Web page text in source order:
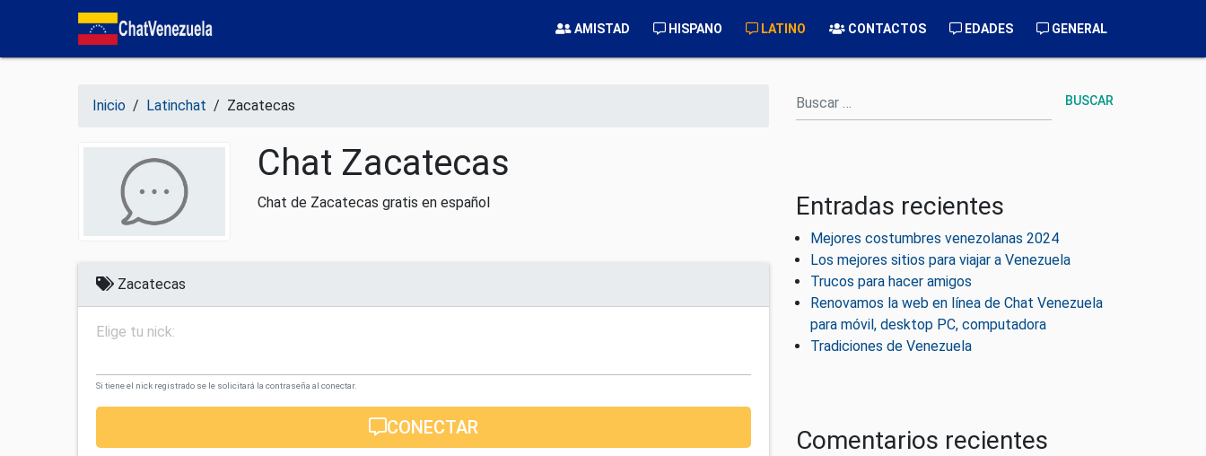
Salir del contenido
AMISTAD HISPANO LATINO CONTACTOS EDADES GENERAL
Inicio / Latinchat / Zacatecas
Chat Zacatecas
Chat de Zacatecas gratis en español
Zacatecas
Elige tu nick:
Si tiene el nick registrado se le solicitará la contraseña al conectar.
CONECTAR
Entradas recientes
Mejores costumbres venezolanas 2024
Los mejores sitios para viajar a Venezuela
Trucos para hacer amigos
Renovamos la web en línea de Chat Venezuela
para móvil, desktop PC, computadora
Tradiciones de Venezuela
Comentarios recientes